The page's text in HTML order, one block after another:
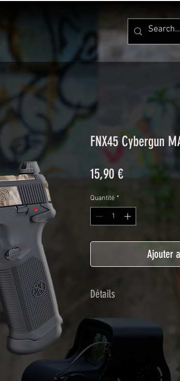
FNX45 Cybergun
15,90 €Prix
Quantité *
Ajouter
Détails
Adhésif de type
plastification protègeant
Utilisé initialement pour
les adhésifs
durabilité et résistent aux
Nettoyer sa réplique à